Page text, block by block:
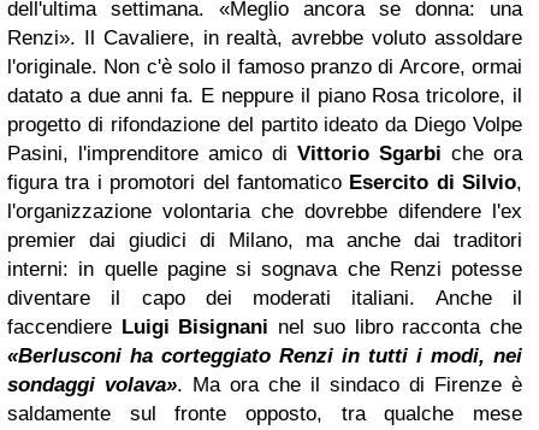
dell'ultima settimana. «Meglio ancora se donna: una
Renzi». Il Cavaliere, in realtà, avrebbe voluto assoldare
l'originale. Non c'è solo il famoso pranzo di Arcore, ormai
datato a due anni fa. E neppure il piano Rosa tricolore, il
progetto di rifondazione del partito ideato da Diego Volpe
Pasini, l'imprenditore amico di Vittorio Sgarbi che ora
figura tra i promotori del fantomaticoEsercito di Silvio,
l'organizzazione volontaria che dovrebbe difendere l'ex
premier dai giudici di Milano, ma anche dai traditori
interni: in quelle pagine si sognava che Renzi potesse
diventare il capo dei moderati italiani. Anche il
faccendiere Luigi Bisignani nel suo libro racconta che
«Berlusconi ha corteggiato Renzi in tutti i modi, nei
sondaggi volava». Ma ora che il sindaco di Firenze è
saldamente sul fronte opposto, tra qualche mese